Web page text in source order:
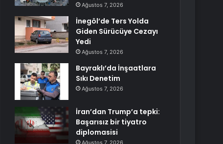
Ağustos 7, 2026
İnegöl’de Ters Yolda
Giden Sürücüye Cezayı
Yedi
Ağustos 7, 2026
Bayraklı’da İnşaatlara
Sıkı Denetim
Ağustos 7, 2026
İran’dan Trump’a tepki:
Başarısız bir tiyatro
diplomasisi
Ağustos 7, 2026